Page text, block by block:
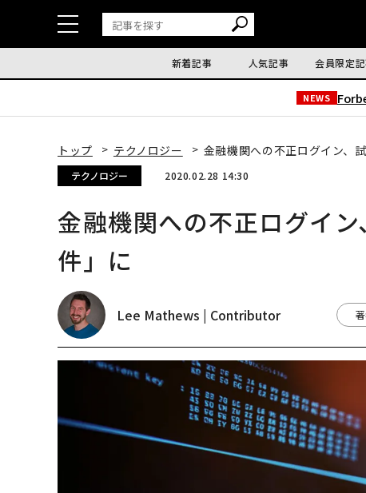
新着記事 人気記事 会員限定
NEWS
トップ テクノロジー 金融機関への不正ログイン、
テクノロジー 2020.02.28 14:30
金融機関への不正ログイ
件」に
Lee Mathews | Contributor